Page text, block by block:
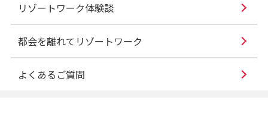
リゾートワーク体験談
都会を離れてリゾートワーク
よくあるご質問